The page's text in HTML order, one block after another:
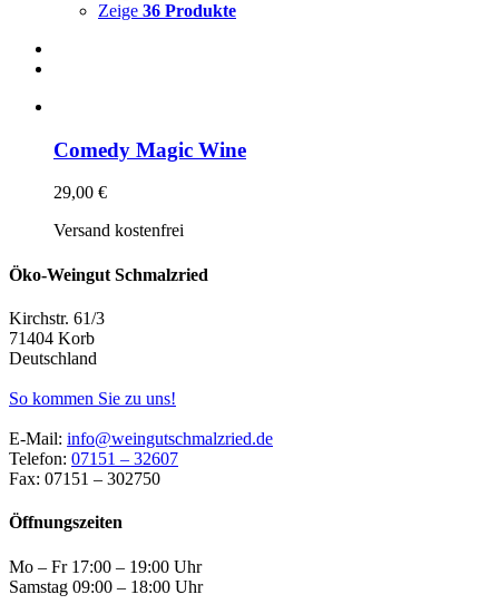
Zeige 36 Produkte
Comedy Magic Wine
29,00 €
Versand kostenfrei
Öko-Weingut Schmalzried
Kirchstr. 61/3
71404 Korb
Deutschland
So kommen Sie zu uns!
E-Mail: info@weingutschmalzried.de
Telefon: 07151 – 32607
Fax: 07151 – 302750
Öffnungszeiten
Mo – Fr 17:00 – 19:00 Uhr
Samstag 09:00 – 18:00 Uhr